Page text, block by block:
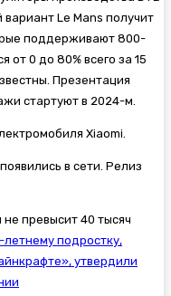
Le Mans получит
поддерживают 800-
от 0 до 80% всего за 15
Презентация
стартуют в 2024-м.
Xiaomi.
превысит 40 тысяч
летнему подростку,
утвердили